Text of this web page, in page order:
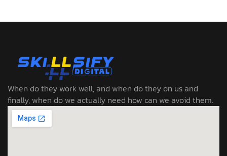
When do they work well, and when do they on us and
finally, when do we actually need how can we avoid them.